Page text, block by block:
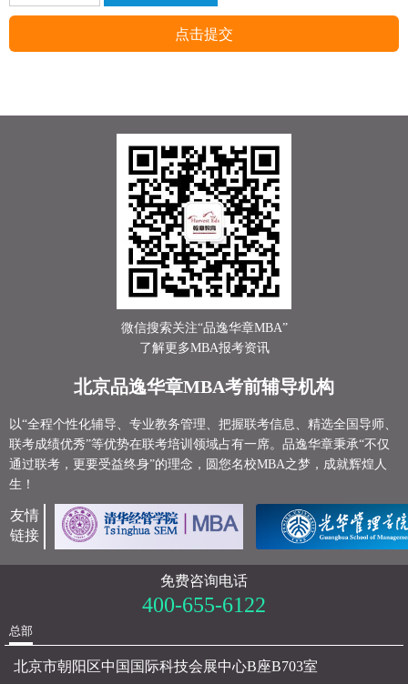
点击提交
微信搜索关注“品逸华章MBA”
了解更多MBA报考资讯
北京品逸华章MBA考前辅导机构
以“全程个性化辅导、专业教务管理、把握联考信息、精选全国导师、
联考成绩优秀”等优势在联考培训领域占有一席。品逸华章秉承“不仅
通过联考，更要受益终身”的理念，圆您名校MBA之梦，成就辉煌人
生！
友情
链接
免费咨询电话
400-655-6122
总部
北京市朝阳区中国国际科技会展中心B座B703室